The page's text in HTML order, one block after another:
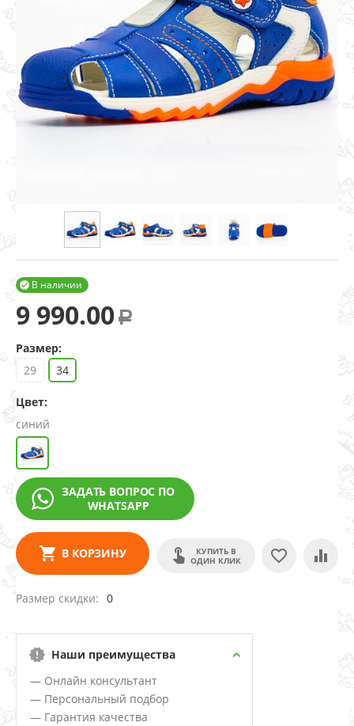
В наличии

9 990.00 Р
Размер:
29
34
Цвет:
синий
ЗАДАТЬ ВОПРОС ПО
WHATSAPP
В КОРЗИНУ
КУПИТЬ В
ОДИН КЛИК
Размер скидки 0
Наши преимущества
— Онлайн консультант
— Персональный подбор
— Гарантия качества